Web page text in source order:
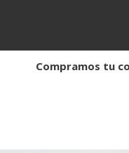
Compramos tu